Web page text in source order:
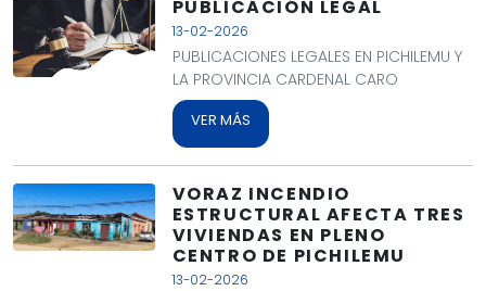
PUBLICACIÓN LEGAL
13-02-2026
PUBLICACIONES LEGALES EN PICHILEMU Y
LA PROVINCIA CARDENAL CARO
VER MÁS
VORAZ INCENDIO
ESTRUCTURAL AFECTA TRES
VIVIENDAS EN PLENO
CENTRO DE PICHILEMU
13-02-2026